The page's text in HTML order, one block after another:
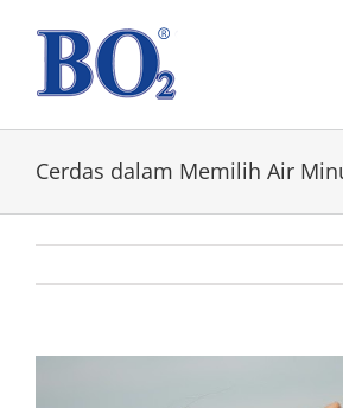
content
Cerdas dalam Memilih Air